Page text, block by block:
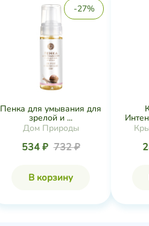
-27%
Пенка для умывания для
зрелой и ...
Дом Природы
534 ₽ 732 ₽
В корзину